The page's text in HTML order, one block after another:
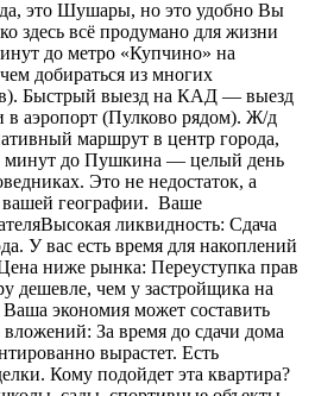
это Шушары, но это удобно Вы
здесь всё продумано для жизни
до метро «Купчино» на
добираться из многих
Быстрый выезд на КАД — выезд
в аэропорт (Пулково рядом). Ж/д
маршрут в центр города,
минут до Пушкина — целый день
Это не недостаток, а
географии. ️ Ваше
ликвидность: Сдача
У вас есть время для накоплений
ниже рынка: Переуступка прав
дешевле, чем у застройщика на
экономия может составить
За время до сдачи дома
вырастет. Есть
Кому подойдет эта квартира?